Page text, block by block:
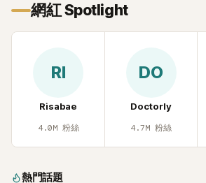
網紅 Spotlight
RI
Risabae
4.0M 粉絲
DO
Doctorly
4.7M 粉絲
熱門話題